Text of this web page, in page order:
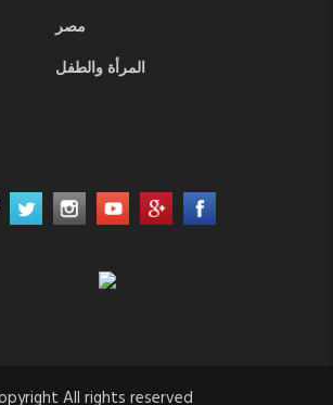
مصر
المرأة والطفل
Copyright All rights reserved